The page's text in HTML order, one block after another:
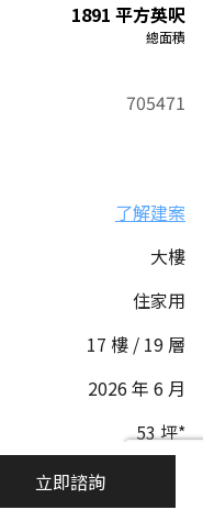
1891 平方英呎
總面積
705471
了解建案
大樓
住家用
17 樓 / 19 層
2026 年 6 月
53 坪*
1891 平方英呎
有
立即諮詢